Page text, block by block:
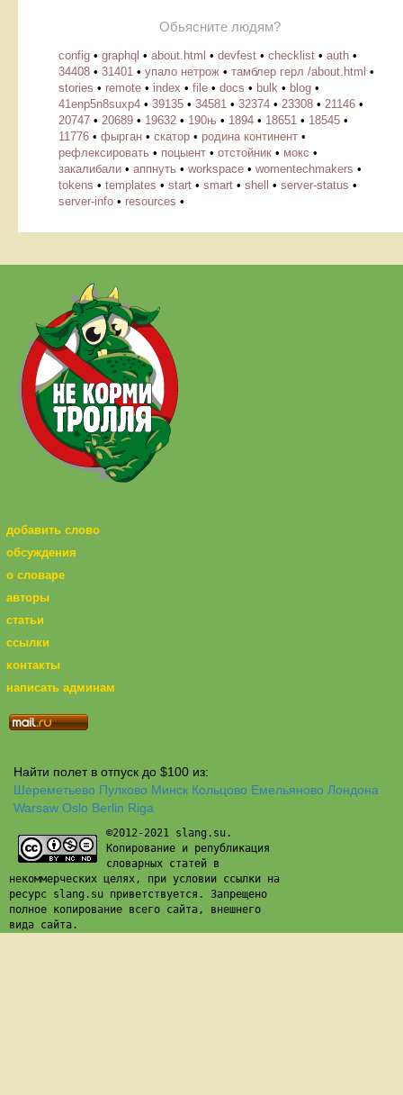
Обьясните людям?
config • graphql • about.html • devfest • checklist • auth •
34408 • 31401 • упало нетрож • тамблер герл /about.html •
stories • remote • index • file • docs • bulk • blog •
41enp5n8suxp4 • 39135 • 34581 • 32374 • 23308 • 21146 •
20747 • 20689 • 19632 • 190њ • 1894 • 18651 • 18545 •
11776 • фырган • скатор • родина континент •
рефлексировать • поцыент • отстойник • мокс •
закалибали • аппнуть • workspace • womentechmakers •
tokens • templates • start • smart • shell • server-status •
server-info • resources •
добавить слово
обсуждения
о словаре
авторы
статьи
ссылки
контакты
написать админам
Найти полет в отпуск до $100 из:
Шереметьево Пулково Минск Кольцово Емельяново Лондона
Warsaw Oslo Berlin Riga
©2012-2021 slang.su.
Копирование и републикация
словарных статей в
некоммерческих целях, при условии ссылки на
ресурс slang.su приветствуется. Запрещено
полное копирование всего сайта, внешнего
вида сайта.